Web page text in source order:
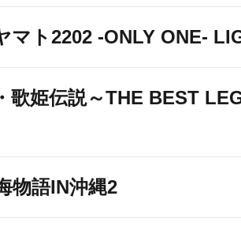
マト2202 -ONLY ONE-
歌姫伝説～THE BEST
物語IN沖縄2